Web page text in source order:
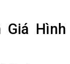
Giá Hình